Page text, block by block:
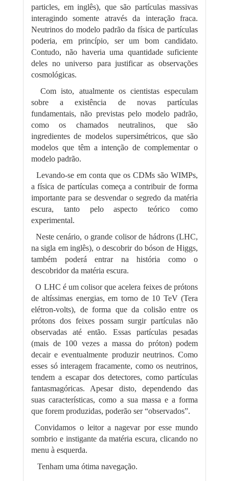
particles, em inglês), que são partículas massivas
interagindo somente através da interação fraca.
Neutrinos do modelo padrão da física de partículas
poderia, em princípio, ser um bom candidato.
Contudo, não haveria uma quantidade suficiente
deles no universo para justificar as observações
cosmológicas.
Com isto, atualmente os cientistas especulam
sobre a existência de novas partículas
fundamentais, não previstas pelo modelo padrão,
como os chamados neutralinos, que são
ingredientes de modelos supersimétricos, que são
modelos que têm a intenção de complementar o
modelo padrão.
Levando-se em conta que os CDMs são WIMPs,
a física de partículas começa a contribuir de forma
importante para se desvendar o segredo da matéria
escura, tanto pelo aspecto teórico como
experimental.
Neste cenário, o grande colisor de hádrons (LHC,
na sigla em inglês), o descobrir do bóson de Higgs,
também poderá entrar na história como o
descobridor da matéria escura.
O LHC é um colisor que acelera feixes de prótons
de altíssimas energias, em torno de 10 TeV (Tera
elétron-volts), de forma que da colisão entre os
prótons dos feixes possam surgir partículas não
observadas até então. Essas partículas pesadas
(mais de 100 vezes a massa do próton) podem
decair e eventualmente produzir neutrinos. Como
esses só interagem fracamente, como os neutrinos,
tendem a escapar dos detectores, como partículas
fantasmagóricas. Apesar disto, dependendo das
suas características, como a sua massa e a forma
que forem produzidas, poderão ser “observados”.
Convidamos o leitor a nagevar por esse mundo
sombrio e instigante da matéria escura, clicando no
menu à esquerda.
Tenham uma ótima navegação.